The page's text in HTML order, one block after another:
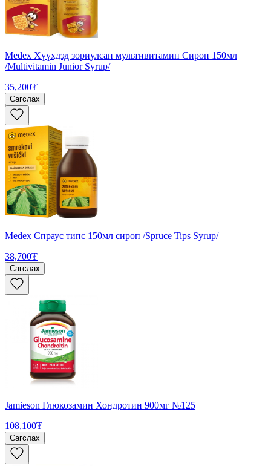
Medex Хүүхдэд зориулсан мультивитамин Сироп 150мл
/Multivitamin Junior Syrup/
35,200₮
Сагслах
Medex Спраус типс 150мл сироп /Spruce Tips Syrup/
38,700₮
Сагслах
Jamieson Глюкозамин Хондротин 900мг №125
108,100₮
Сагслах